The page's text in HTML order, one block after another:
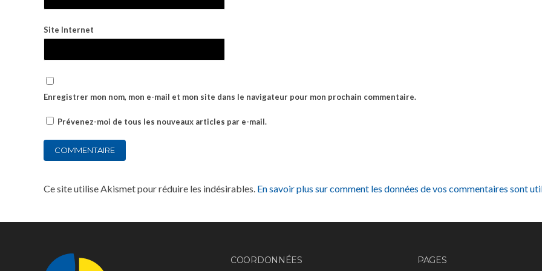
Site Internet
Enregistrer mon nom, mon e-mail et mon site dans le navigateur pour mon prochain commentaire.
Prévenez-moi de tous les nouveaux articles par e-mail.
Ce site utilise Akismet pour réduire les indésirables. En savoir plus sur comment les données de vos commentaires sont
COORDONNÉES PAGES